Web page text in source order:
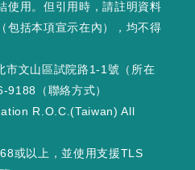
使用。但引用時，請註明資料
包括本項宣示在內），均不得
文山區試院路1-1號（ 所在
9188（聯絡方式）
R.O.C.(Taiwan) All
或以上，並使用支援TLS